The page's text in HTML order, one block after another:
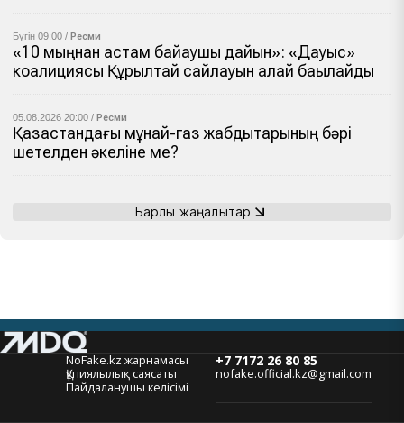
Бүгін 09:00 / Ресми
«10 мыңнан астам байқаушы дайын»: «Дауыс»
коалициясы Құрылтай сайлауын қалай бақылайды
05.08.2026 20:00 / Ресми
Қазақстандағы мұнай-газ жабдықтарының бәрі
шетелден әкеліне ме?
Барлық жаңалықтар
+7 7172 26 80 85
nofake.official.kz@gmail.com
NoFake.kz жарнамасы
Құпиялылық саясаты
Пайдаланушы келісімі